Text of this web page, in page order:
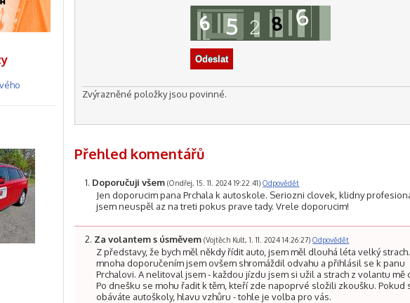
Zvýrazněné položky jsou povinné.
Přehled komentářů
Doporučuji všem(Ondřej, 15. 11. 2024 19:22:41) Odpovědět
Jen doporucim pana Prchala k autoskole. Seriozni clovek, klidny
jsem neuspěl az na treti pokus prave tady. Vrele doporucim!
Za volantem s úsměvem(Vojtěch Kult, 1. 11. 2024 14:26:27) Odpovědět
Z představy, že bych měl někdy řídit auto, jsem měl dlouhá léta velký
mnoha doporučením jsem ovšem shromáždil odvahu a přihlásil se k panu
Prchalovi. A nelitoval jsem - každou jízdu jsem si užil a strach z volantu mě
Po dnešku se mohu řadit k těm, kteří zde napoprvé složili zkoušku. Pokud
obáváte autoškoly, hlavu vzhůru - tohle je volba pro vás.